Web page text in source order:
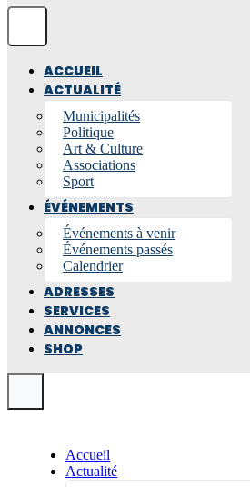
ACCUEIL
ACTUALITÉ
Municipalités
Politique
Art & Culture
Associations
Sport
ÉVÉNEMENTS
Événements à venir
Événements passés
Calendrier
ADRESSES
SERVICES
ANNONCES
SHOP
Accueil
Actualité